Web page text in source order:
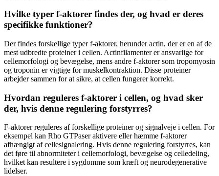
Hvilke typer f-aktorer findes der, og hvad er deres
specifikke funktioner?
Der findes forskellige typer f-aktorer, herunder actin, der er en af de
mest udbredte proteiner i cellen. Actinfilamenter er ansvarlige for
cellemorfologi og bevægelse, mens andre f-aktorer som tropomyosin
og troponin er vigtige for muskelkontraktion. Disse proteiner
arbejder sammen for at sikre, at cellen fungerer korrekt.
Hvordan reguleres f-aktorer i cellen, og hvad sker
der, hvis denne regulering forstyrres?
F-aktorer reguleres af forskellige proteiner og signalveje i cellen. For
eksempel kan Rho GTPaser aktivere eller hæmme f-aktorer
afhængigt af cellesignalering. Hvis denne regulering forstyrres, kan
det føre til abnormiteter i cellemorfologi, bevægelse og celledeling,
hvilket kan resultere i sygdomme som kræft og neurodegenerative
lidelser.